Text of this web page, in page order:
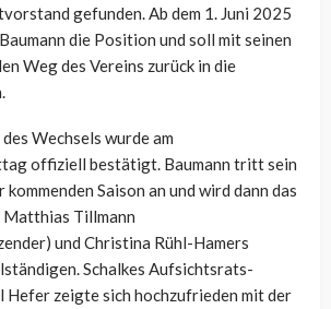
gefunden. Ab dem 1. Juni 2025
die Position und soll mit seinen
Weg des Vereins zurück in die
Wechsels wurde am
offiziell bestätigt. Baumann tritt sein
kommenden Saison an und wird dann das
Tillmann
und Christina Rühl-Hamers
Schalkes Aufsichtsrats-
Hefer zeigte sich hochzufrieden mit der